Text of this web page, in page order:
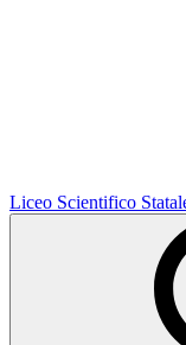
Liceo Scientifico